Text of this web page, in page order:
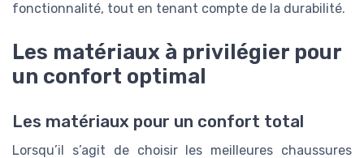
fonctionnalité, tout en tenant compte de la durabilité.
Les matériaux à privilégier pour
un confort optimal
Les matériaux pour un confort total
Lorsqu’il s’agit de choisir les meilleures chaussures